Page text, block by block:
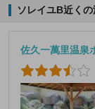
ソレイユB近く
佐久一萬里温泉